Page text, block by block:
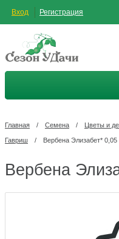
Вход Регистрация
Главная / Семена / Цветы и
Гавриш / Вербена Элизабет* 0,05
Вербена